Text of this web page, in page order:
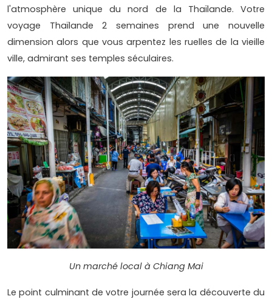
l'atmosphère unique du nord de la Thaïlande. Votre
voyage Thaïlande 2 semaines prend une nouvelle
dimension alors que vous arpentez les ruelles de la vieille
ville, admirant ses temples séculaires.
Un marché local à Chiang Mai
Le point culminant de votre journée sera la découverte du